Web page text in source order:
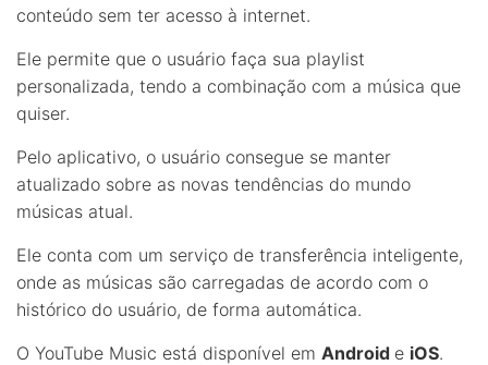
conteúdo sem ter acesso à internet.
Ele permite que o usuário faça sua playlist
personalizada, tendo a combinação com a música que
quiser.
Pelo aplicativo, o usuário consegue se manter
atualizado sobre as novas tendências do mundo
músicas atual.
Ele conta com um serviço de transferência inteligente,
onde as músicas são carregadas de acordo com o
histórico do usuário, de forma automática.
O YouTube Music está disponível em Android e iOS.